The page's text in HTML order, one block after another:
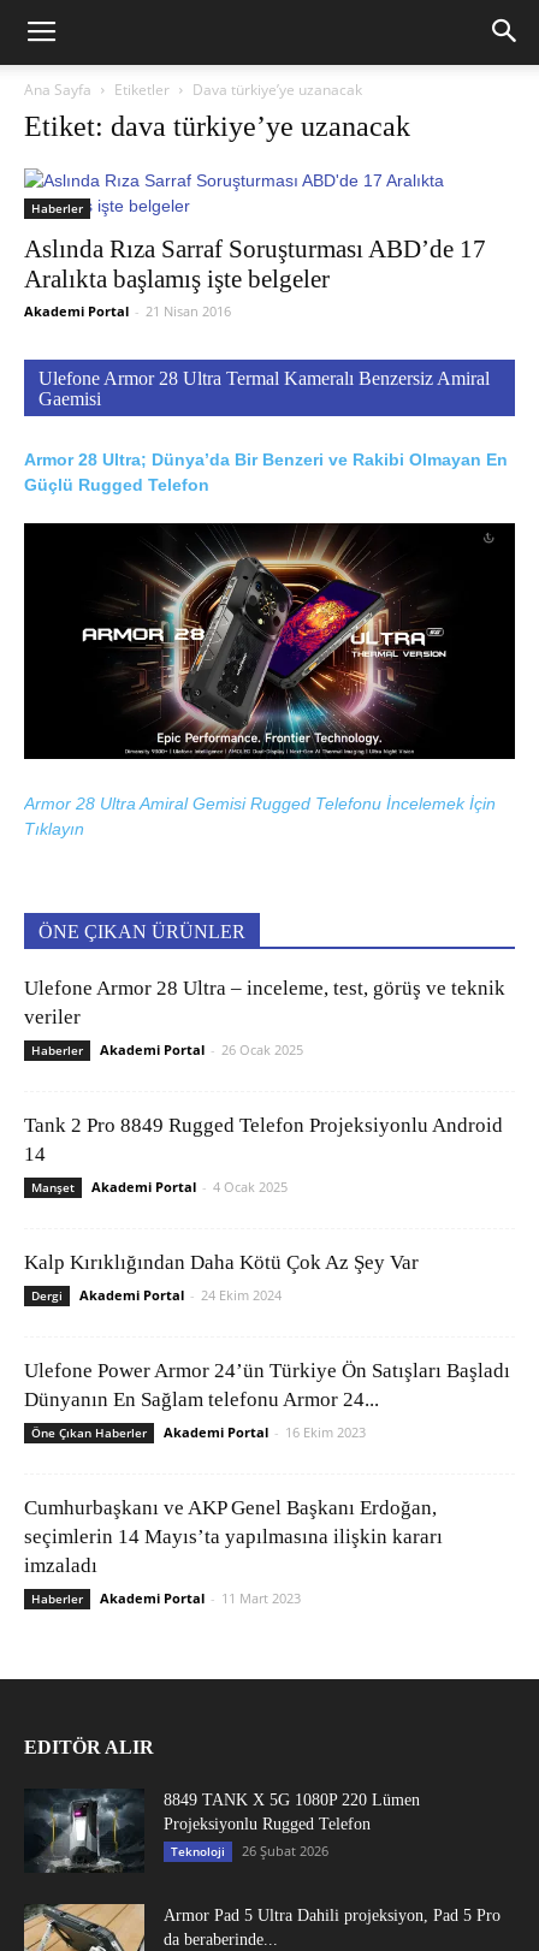
Ana Sayfa Etiketler Dava türkiye’ye uzanacak
Etiket: dava türkiye’ye uzanacak
Haberler
Aslında Rıza Sarraf Soruşturması ABD’de 17
Aralıkta başlamış işte belgeler
Akademi Portal - 21 Nisan 2016
Ulefone Armor 28 Ultra Termal Kameralı Benzersiz Amiral
Gaemisi
Armor 28 Ultra; Dünya’da Bir Benzeri ve Rakibi Olmayan En
Güçlü Rugged Telefon
Armor 28 Ultra Amiral Gemisi Rugged Telefonu İncelemek İçin
Tıklayın
ÖNE ÇIKAN ÜRÜNLER
Ulefone Armor 28 Ultra – inceleme, test, görüş ve teknik
veriler
Haberler Akademi Portal - 26 Ocak 2025
Tank 2 Pro 8849 Rugged Telefon Projeksiyonlu Android
14
Manşet Akademi Portal - 4 Ocak 2025
Kalp Kırıklığından Daha Kötü Çok Az Şey Var
Dergi Akademi Portal - 24 Ekim 2024
Ulefone Power Armor 24’ün Türkiye Ön Satışları Başladı
Dünyanın En Sağlam telefonu Armor 24...
Öne Çıkan Haberler Akademi Portal - 16 Ekim 2023
Cumhurbaşkanı ve AKP Genel Başkanı Erdoğan,
seçimlerin 14 Mayıs’ta yapılmasına ilişkin kararı
imzaladı
Haberler Akademi Portal - 11 Mart 2023
EDITÖR ALIR
8849 TANK X 5G 1080P 220 Lümen
Projeksiyonlu Rugged Telefon
Teknoloji 26 Şubat 2026
Armor Pad 5 Ultra Dahili projeksiyon, Pad 5 Pro
da beraberinde...